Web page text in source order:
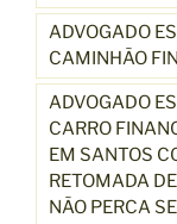
ADVOGADO
CAMINHÃO
ADVOGADO
CARRO
EM SANTOS
RETOMADA
NÃO PERCA